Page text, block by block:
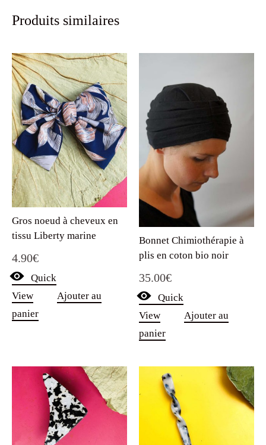
Produits similaires
Gros noeud à cheveux en
tissu Liberty marine
4.90€
Quick
View
Ajouter au
panier
Bonnet Chimiothérapie à
plis en coton bio noir
35.00€
Quick
View
Ajouter au
panier